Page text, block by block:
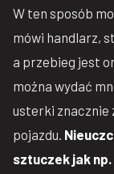
W ten sposób
mówi handlarz,
a przebieg jest
można wydać
usterki znacznie
pojazdu.
sztuczek jak